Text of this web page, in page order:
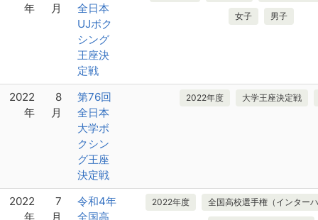
年
月
全日本
UJボク
シング
王座決
定戦
女子 男子
2022
年
8
月
第76回
全日本
大学ボ
クシン
グ王座
決定戦
2022年度 大学王座決定戦
2022
年
7
月
令和4年
全国高
2022年度 全国高校選手権（インター